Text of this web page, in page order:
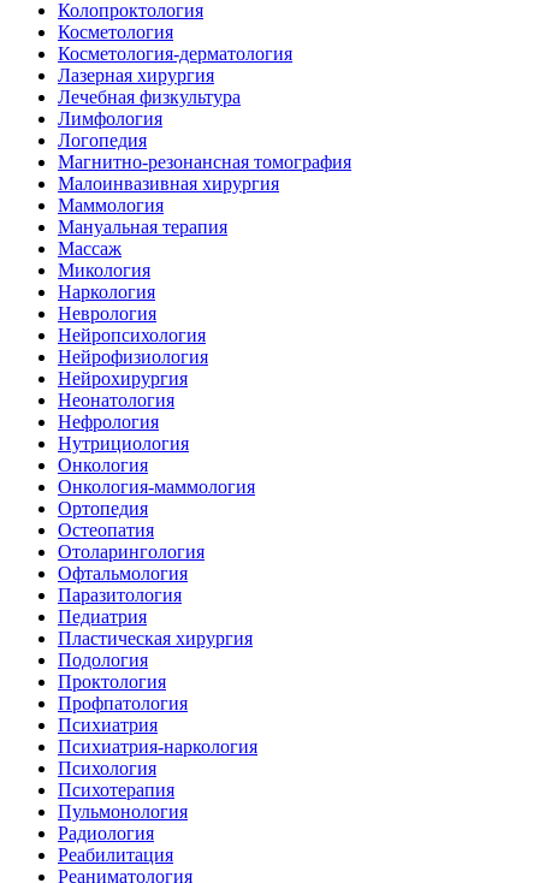
Колопроктология
Косметология
Косметология-дерматология
Лазерная хирургия
Лечебная физкультура
Лимфология
Логопедия
Магнитно-резонансная томография
Малоинвазивная хирургия
Маммология
Мануальная терапия
Массаж
Микология
Наркология
Неврология
Нейропсихология
Нейрофизиология
Нейрохирургия
Неонатология
Нефрология
Нутрициология
Онкология
Онкология-маммология
Ортопедия
Остеопатия
Отоларингология
Офтальмология
Паразитология
Педиатрия
Пластическая хирургия
Подология
Проктология
Профпатология
Психиатрия
Психиатрия-наркология
Психология
Психотерапия
Пульмонология
Радиология
Реабилитация
Реаниматология